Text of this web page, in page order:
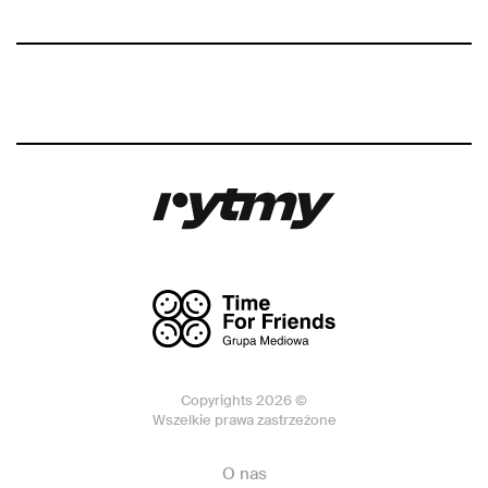
Copyrights 2026 ©
Wszelkie prawa zastrzeżone
O nas